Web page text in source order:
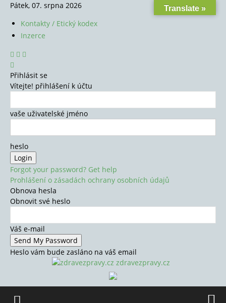
Pátek, 07. srpna 2026
Kontakty / Etický kodex
Inzerce
Přihlásit se
Vítejte! přihlášení k účtu
vaše uživatelské jméno
heslo
Forgot your password? Get help
Prohlášení o zásadách ochrany osobních údajů
Obnova hesla
Obnovit své heslo
Váš e-mail
Heslo vám bude zasláno na váš email
zdravezpravy.cz
Translate »